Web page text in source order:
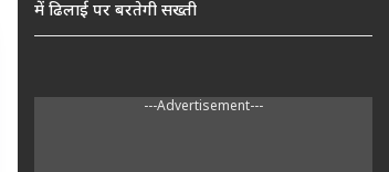
में ढिलाई पर बरतेगी सख्ती
---Advertisement---